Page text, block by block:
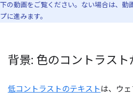
下の動画をご覧ください。ない場合は、動
プに進みます。
背景: 色のコントラスト
低コントラストのテキストは、ウ